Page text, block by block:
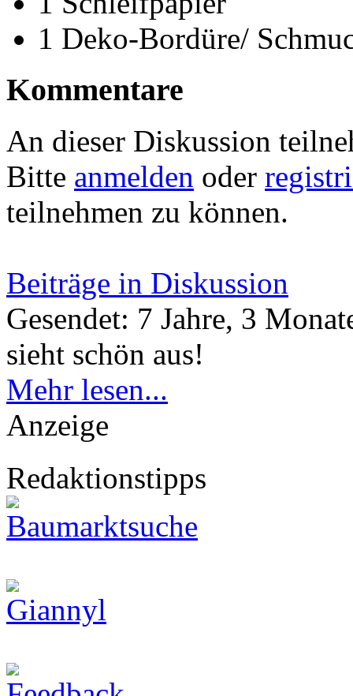
1 Deko-Bordüre/
Kommentare
An dieser Diskussion
Bitte anmelden oder
teilnehmen zu können.
Beiträge in Diskussion
Gesendet: 7 Jahre, 3
sieht schön aus!
Mehr lesen...
Anzeige
Redaktionstipps